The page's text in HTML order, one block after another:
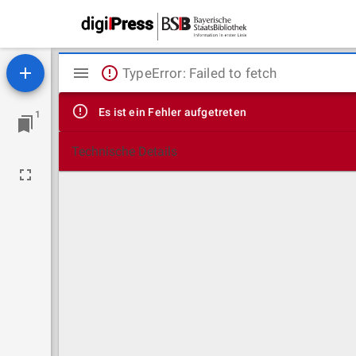
1
Mirador
Viewer
TypeError: Failed to fetch
Es ist ein Fehler aufgetreten
Technische Details